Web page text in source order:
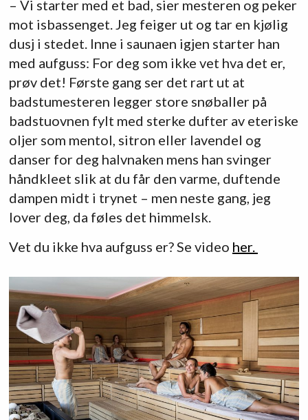
– Vi starter med et bad, sier mesteren og peker
mot isbassenget. Jeg feiger ut og tar en kjølig
dusj i stedet. Inne i saunaen igjen starter han
med aufguss: For deg som ikke vet hva det er,
prøv det! Første gang ser det rart ut at
badstumesteren legger store snøballer på
badstuovnen fylt med sterke dufter av eteriske
oljer som mentol, sitron eller lavendel og
danser for deg halvnaken mens han svinger
håndkleet slik at du får den varme, duftende
dampen midt i trynet – men neste gang, jeg
lover deg, da føles det himmelsk.
Vet du ikke hva aufguss er? Se video her.